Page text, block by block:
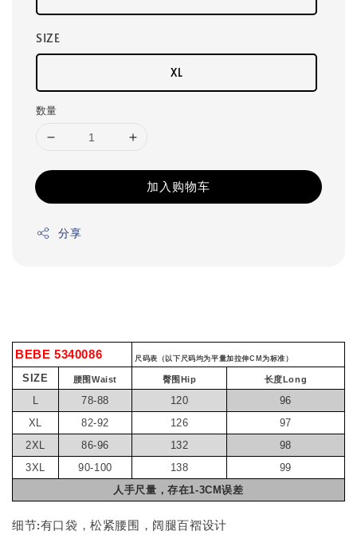
SIZE
XL
数量
加入购物车
分享
BEBE 5340086 尺码表（以下尺码均为平量加拉伸CM为标准）
SIZE 腰围Waist 臀围Hip 长度Long
L 78-88 120
96
XL
82-92 126
97
2XL
86-96 132
98
3XL
90-100 138
99
人手尺量，存在1-3CM误差
细节:有口袋，松紧腰围，阔腿百褶设计